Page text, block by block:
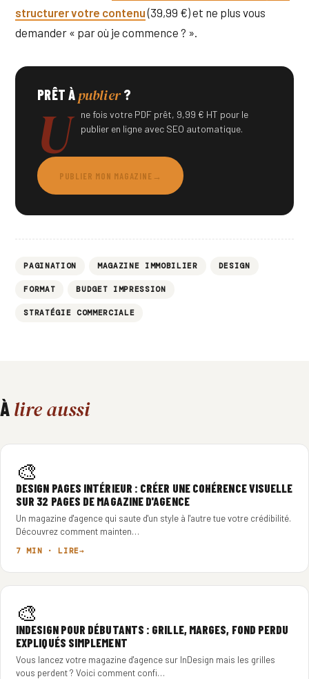
structurer votre contenu(39,99 €) et ne plus vous
demander « par où je commence ? ».
PRÊT Àpublier?
U
ne fois votre PDF prêt, 9,99 € HT pour le
publier en ligne avec SEO automatique.
PUBLIER MON MAGAZINE →
PAGINATION MAGAZINE IMMOBILIER DESIGN
FORMAT BUDGET IMPRESSION
STRATÉGIE COMMERCIALE
À lire aussi
🎨
DESIGN PAGES INTÉRIEUR : CRÉER UNE COHÉRENCE VISUELLE
SUR 32 PAGES DE MAGAZINE D'AGENCE
Un magazine d'agence qui saute d'un style à l'autre tue votre crédibilité.
Découvrez comment mainten…
7 MIN · LIRE
🎨
INDESIGN POUR DÉBUTANTS : GRILLE, MARGES, FOND PERDU
EXPLIQUÉS SIMPLEMENT
Vous lancez votre magazine d'agence sur InDesign mais les grilles
vous perdent ? Voici comment confi…